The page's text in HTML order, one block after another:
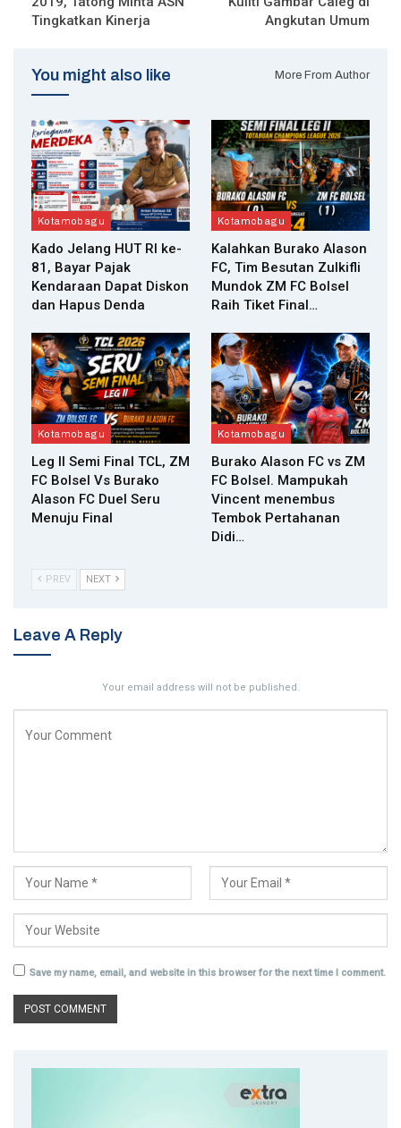
Tingkatkan Kinerja
Angkutan Umum
You might also like More From Author
Kotamobagu
Kado Jelang HUT RI ke-
81, Bayar Pajak
Kendaraan Dapat Diskon
dan Hapus Denda
Kotamobagu
Kalahkan Burako Alason
FC, Tim Besutan Zulkifli
Mundok ZM FC Bolsel
Raih Tiket Final…
Kotamobagu
Leg II Semi Final TCL, ZM
FC Bolsel Vs Burako
Alason FC Duel Seru
Menuju Final
Kotamobagu
Burako Alason FC vs ZM
FC Bolsel. Mampukah
Vincent menembus
Tembok Pertahanan
Didi…
PREV NEXT
Leave A Reply
Your email address will not be published.
Save my name, email, and website in this browser for the next time I comment.